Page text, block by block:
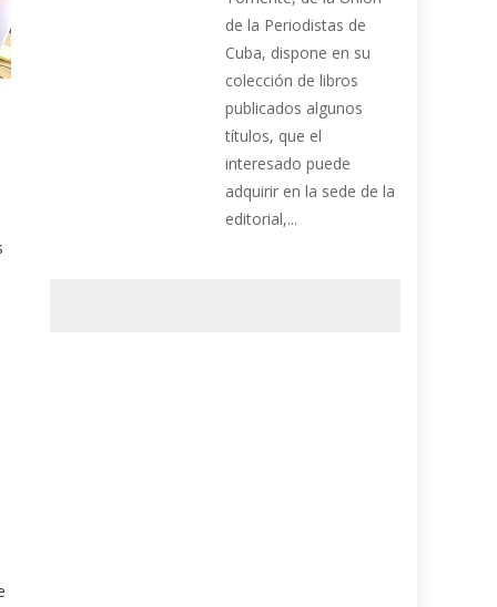
de la Periodistas de
Cuba, dispone en su
colección de libros
publicados algunos
títulos, que el
interesado puede
adquirir en la sede de la
editorial,...